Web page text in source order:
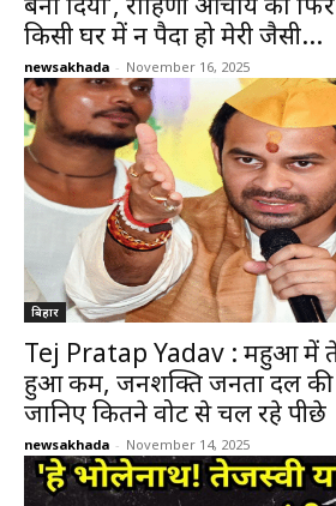
किसी घर में न पैदा हो मेरी जैसी...
newsakhada - November 16, 2025
बिहार
Tej Pratap Yadav : महुआ में
हुआ कम, जनशक्ति जनता दल की
जानिए कितने वोट से चल रहे पीछे
newsakhada - November 14, 2025